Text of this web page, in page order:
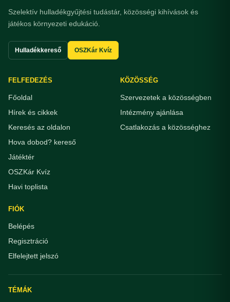
Szelektív hulladékgyűjtési tudástár, közösségi kihívások és
játékos környezeti edukáció.
Hulladékkereső OSZKár Kvíz
FELFEDEZÉS
Főoldal
Hírek és cikkek
Keresés az oldalon
Hova dobod? kereső
Játéktér
OSZKár Kvíz
Havi toplista
KÖZÖSSÉG
Szervezetek a közösségben
Intézmény ajánlása
Csatlakozás a közösséghez
FIÓK
Belépés
Regisztráció
Elfelejtett jelszó
TÉMÁK